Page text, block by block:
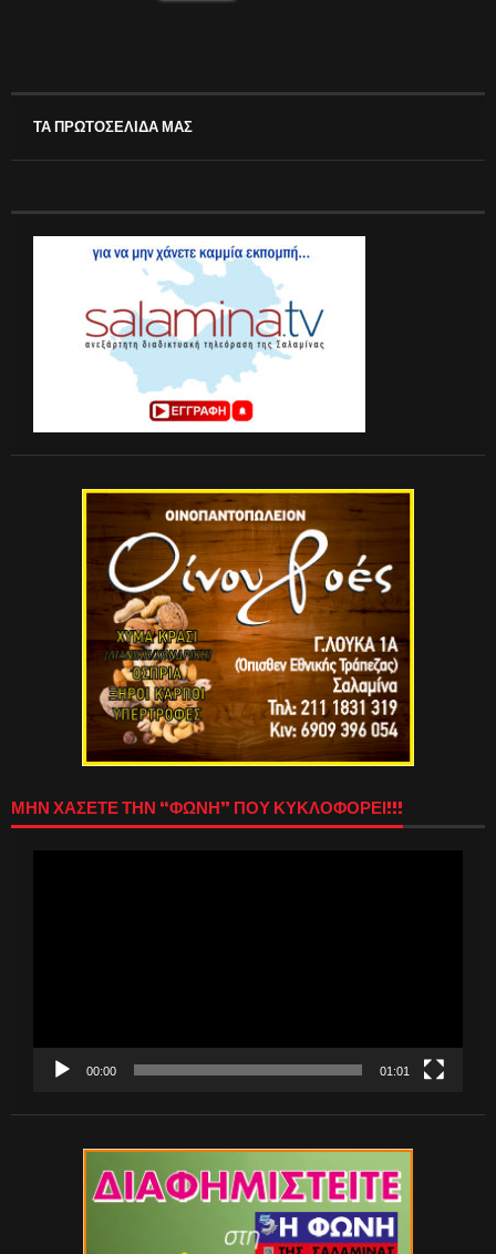
ΤΑ ΠΡΩΤΟΣΕΛΙΔΑ ΜΑΣ
ΜΗΝ ΧΑΣΕΤΕ ΤΗΝ “ΦΩΝΗ” ΠΟΥ ΚΥΚΛΟΦΟΡΕΙ!!!
00:00 01:01